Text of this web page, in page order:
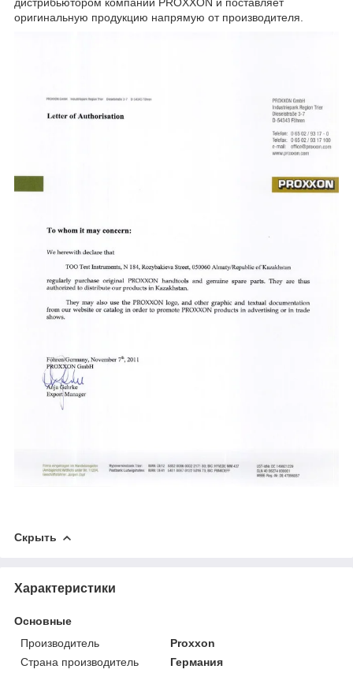
оригинальную продукцию напрямую от производителя.
Скрыть
Характеристики
Основные
Производитель
Proxxon
Страна производитель
Германия